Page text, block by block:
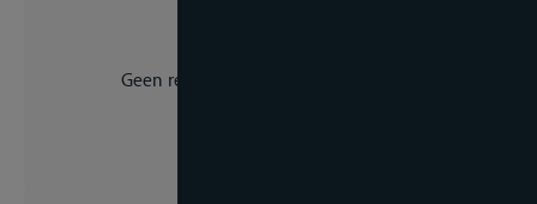
Geen resultaat voor uw zoekopdracht.